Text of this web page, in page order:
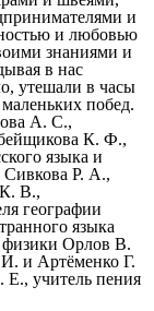
и
и любовью
знаниями и
в нас
утешали в часы
побед.
А. С.,
К. Ф.,
языка и
Р. А.,
В.,
географии
языка
Орлов В.
и Артёменко Г.
Е., учитель пения